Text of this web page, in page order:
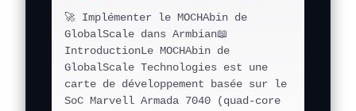
🚀 Implémenter le MOCHAbin de
GlobalScale dans Armbian📖
IntroductionLe MOCHAbin de
GlobalScale Technologies est une
carte de développement basée sur le
SoC Marvell Armada 7040 (quad-core